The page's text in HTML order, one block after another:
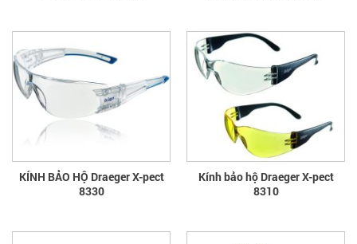
KÍNH BẢO HỘ Draeger X-pect
8330
Kính bảo hộ Draeger X-pect
8310